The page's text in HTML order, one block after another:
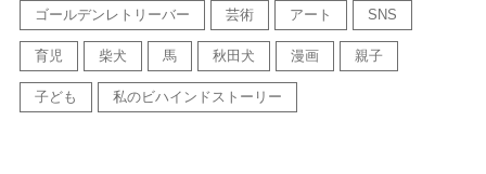
ゴールデンレトリーバー 芸術 アート SNS
育児 柴犬 馬 秋田犬 漫画 親子
子ども 私のビハインドストーリー